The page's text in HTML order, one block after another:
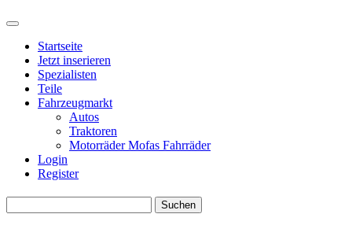
Startseite
Jetzt inserieren
Spezialisten
Teile
Fahrzeugmarkt
Autos
Traktoren
Motorräder Mofas Fahrräder
Login
Register
nach: